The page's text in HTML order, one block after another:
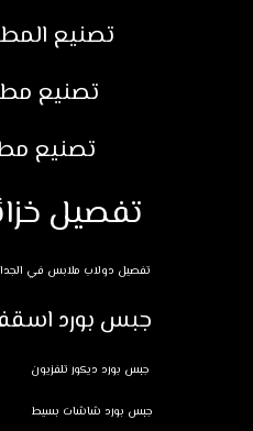
تصنيع
تصنيع
تصنيع
تفصيل
تفصيل دولاب ملابس في
جبس بورد
جبس بورد ديكور تلفزيون
جبس بورد شاشات بسيط